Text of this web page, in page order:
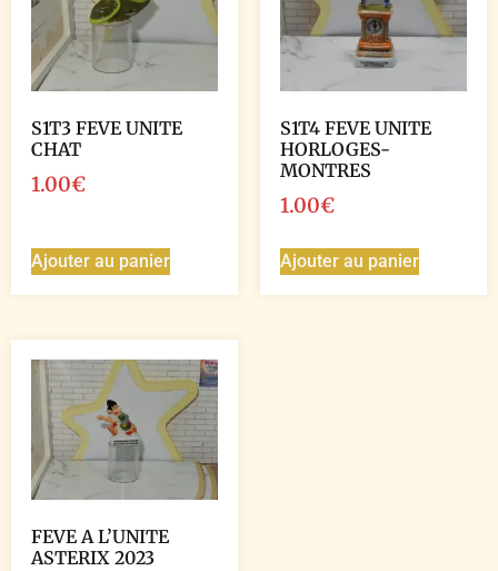
S1T3 FEVE UNITE
CHAT
1.00€
Ajouter au panier
S1T4 FEVE UNITE
HORLOGES-
MONTRES
1.00€
Ajouter au panier
FEVE A L’UNITE
ASTERIX 2023